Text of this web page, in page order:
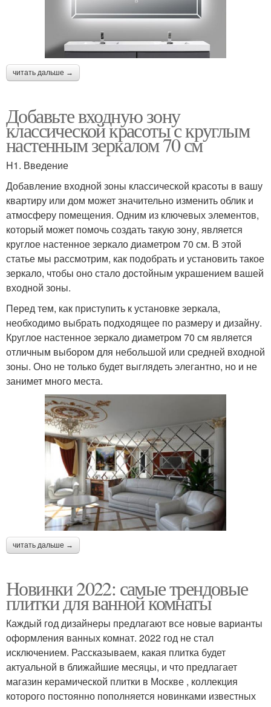
читать дальше →
Добавьте входную зону
классической красоты с круглым
настенным зеркалом 70 см
H1. Введение
Добавление входной зоны классической красоты в вашу
квартиру или дом может значительно изменить облик и
атмосферу помещения. Одним из ключевых элементов,
который может помочь создать такую зону, является
круглое настенное зеркало диаметром 70 см. В этой
статье мы рассмотрим, как подобрать и установить такое
зеркало, чтобы оно стало достойным украшением вашей
входной зоны.
Перед тем, как приступить к установке зеркала,
необходимо выбрать подходящее по размеру и дизайну.
Круглое настенное зеркало диаметром 70 см является
отличным выбором для небольшой или средней входной
зоны. Оно не только будет выглядеть элегантно, но и не
занимет много места.
читать дальше →
Новинки 2022: самые трендовые
плитки для ванной комнаты
Каждый год дизайнеры предлагают все новые варианты
оформления ванных комнат. 2022 год не стал
исключением. Рассказываем, какая плитка будет
актуальной в ближайшие месяцы, и что предлагает
магазин керамической плитки в Москве , коллекция
которого постоянно пополняется новинками известных